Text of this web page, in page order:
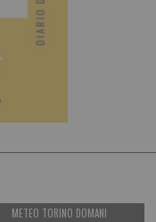
METEO TORINO DOMANI